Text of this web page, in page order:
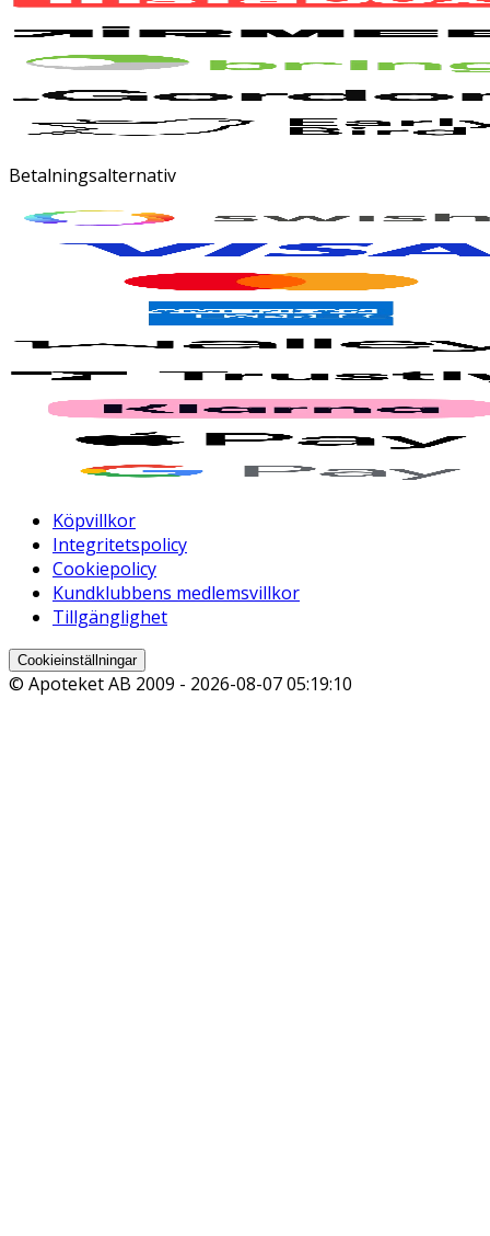
Betalningsalternativ
Köpvillkor
Integritetspolicy
Cookiepolicy
Kundklubbens medlemsvillkor
Tillgänglighet
Cookieinställningar
© Apoteket AB 2009 - 2026-08-07 05:19:10